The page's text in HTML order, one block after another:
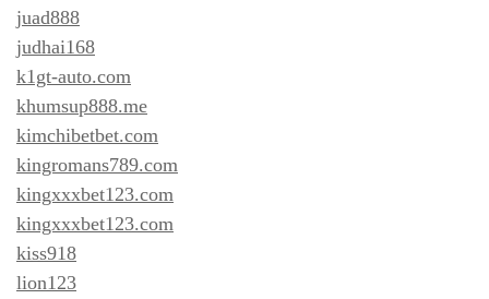
juad888
judhai168
k1gt-auto.com
khumsup888.me
kimchibetbet.com
kingromans789.com
kingxxxbet123.com
kingxxxbet123.com
kiss918
lion123